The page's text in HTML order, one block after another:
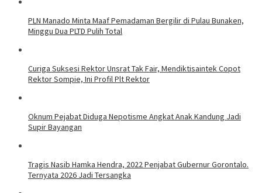
PLN Manado Minta Maaf Pemadaman Bergilir di Pulau Bunaken,
Minggu Dua PLTD Pulih Total
Curiga Suksesi Rektor Unsrat Tak Fair, Mendiktisaintek Copot
Rektor Sompie, Ini Profil Plt Rektor
Oknum Pejabat Diduga Nepotisme Angkat Anak Kandung Jadi
Supir Bayangan
Tragis Nasib Hamka Hendra, 2022 Penjabat Gubernur Gorontalo.
Ternyata 2026 Jadi Tersangka